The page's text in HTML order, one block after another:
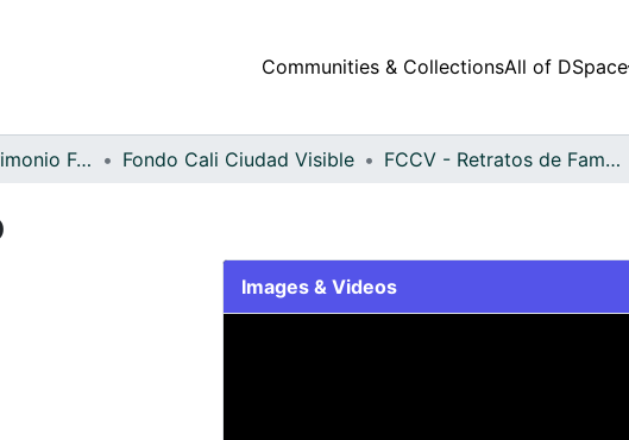
Communities & CollectionsAll of DSpace
Archivo del Patrimonio Fotográfico y Fílmico del Valle del Cauca Fondo Cali Ciudad Visible FCCV - Retratos de Familia - Patrimonial
Images & Videos